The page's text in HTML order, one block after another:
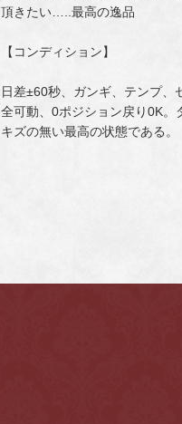
頂きたい…..最高の逸品
【コンディション】
日差±60秒、ガンギ、テンプ
全可動、0ポジション戻り0K。
キズの無い最高の状態である。